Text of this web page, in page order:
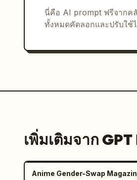
นี่คือ AI prompt ฟรีจากค
ทั้งหมดคัดลอกและปรับใช้
เพิ่มเติมจาก
Anime Gender-Swap